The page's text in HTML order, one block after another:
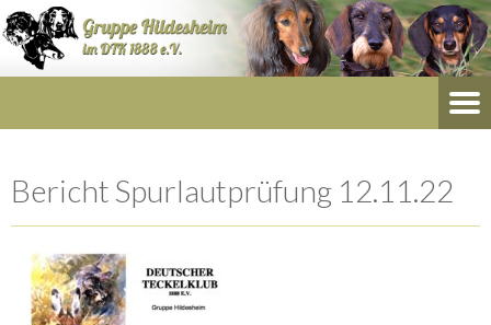
Bericht Spurlautprüfung 12.11.22